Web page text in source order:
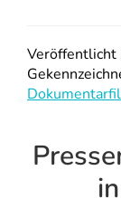
Veröffentlicht